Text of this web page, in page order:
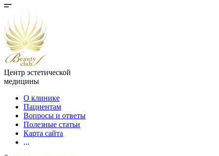
Центр эстетической
медицины
О клинике
Пациентам
Вопросы и ответы
Полезные статьи
Карта сайта
...